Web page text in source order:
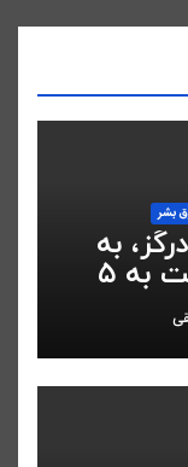
بشر
به
دلیل «مخالفت» با حکومت به ۵